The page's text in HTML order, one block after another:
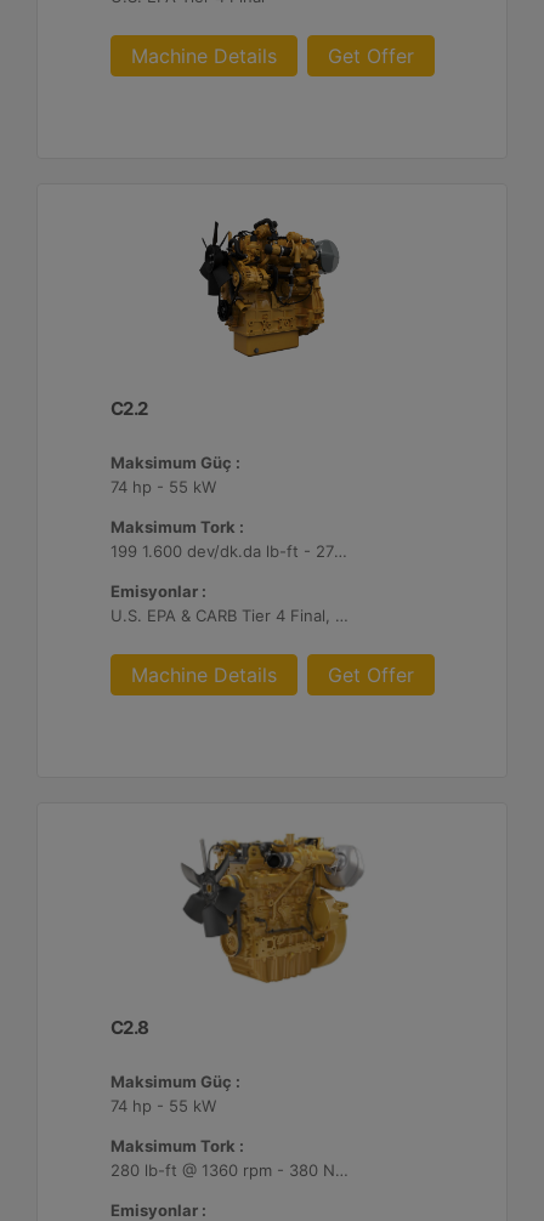
Machine Details Get Offer
C2.2
Maksimum Güç :
74 hp - 55 kW
Maksimum Tork :
199 1.600 dev/dk.da lb-ft - 270 1.600 dev/dk.da Nm
Emisyonlar :
U.S. EPA & CARB Tier 4 Final, EU Stage V
Machine Details Get Offer
C2.8
Maksimum Güç :
74 hp - 55 kW
Maksimum Tork :
280 lb-ft @ 1360 rpm - 380 Nm @ 1360 rpm
Emisyonlar :